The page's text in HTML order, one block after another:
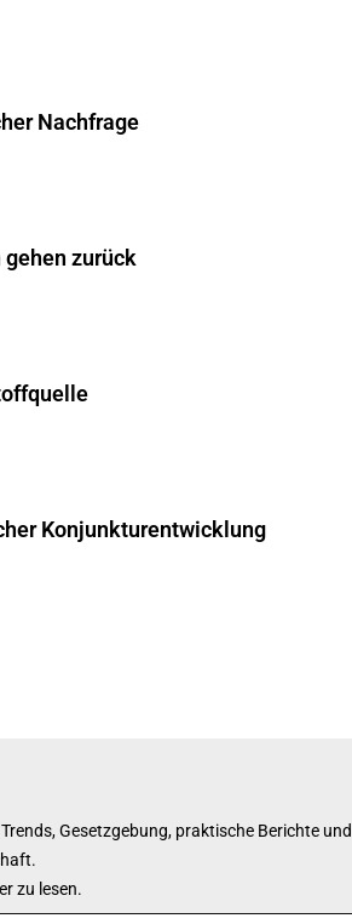
Nachfrage
zurück
Konjunkturentwicklung
Gesetzgebung, praktische Berichte und
zu lesen.